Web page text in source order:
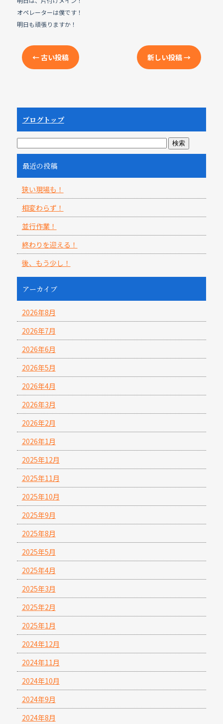
オペレーターは僕です！
明日も頑張りますか！
←古い投稿 新しい投稿→
ブログトップ
最近の投稿
狭い現場も！
相変わらず！
並行作業！
終わりを迎える！
後、もう少し！
アーカイブ
2026年8月
2026年7月
2026年6月
2026年5月
2026年4月
2026年3月
2026年2月
2026年1月
2025年12月
2025年11月
2025年10月
2025年9月
2025年8月
2025年5月
2025年4月
2025年3月
2025年2月
2025年1月
2024年12月
2024年11月
2024年10月
2024年9月
2024年8月